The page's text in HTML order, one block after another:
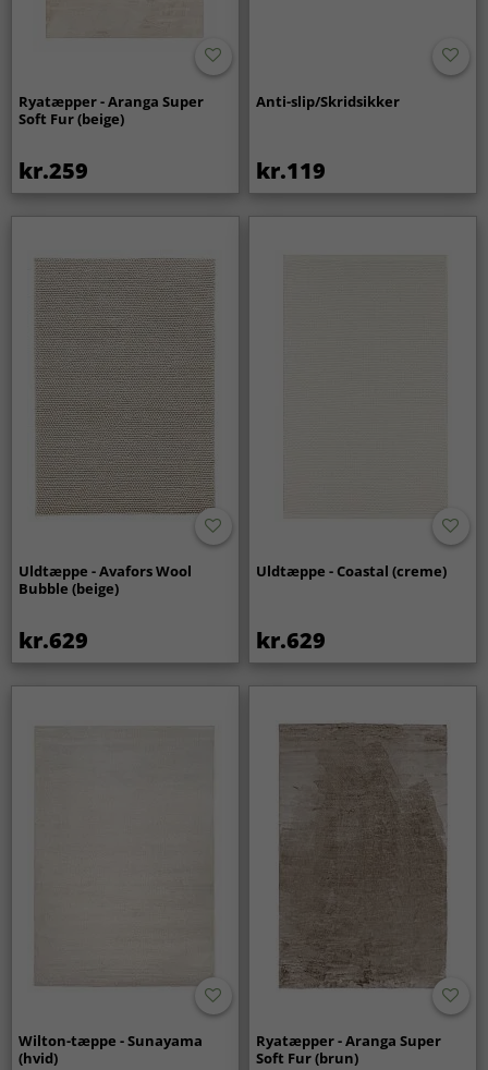
Ryatæpper - Aranga Super
Soft Fur (beige)
kr.259
Anti-slip/Skridsikker
kr.119
Uldtæppe - Avafors Wool
Bubble (beige)
kr.629
Uldtæppe - Coastal (creme)
kr.629
Wilton-tæppe - Sunayama
(hvid)
Ryatæpper - Aranga Super
Soft Fur (brun)